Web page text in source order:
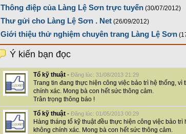
Thông điệp của Làng Lệ Sơn trực tuyến (30/07/2012)
Thư gửi cho Làng Lệ Sơn . Net (26/09/2012)
Giới thiệu thử nghiệm chuyên trang Làng Lệ Sơn
Ý kiến bạn đọc
Tổ kỹ thuật - Đăng lúc: 31/08/2013 21:29
Trang tin đang thực hiện công việc bảo trì hệ thống,
chính xác. Mong bà con hết sức thông cảm.
Trân trọng thông báo !
Tổ kỹ thuật - Đăng lúc: 01/05/2013 00:29
Hàng tháng tổ kỹ thuật đều thực hiện công việc bảo
không chính xác. Mong bà con hết sức thông cảm.